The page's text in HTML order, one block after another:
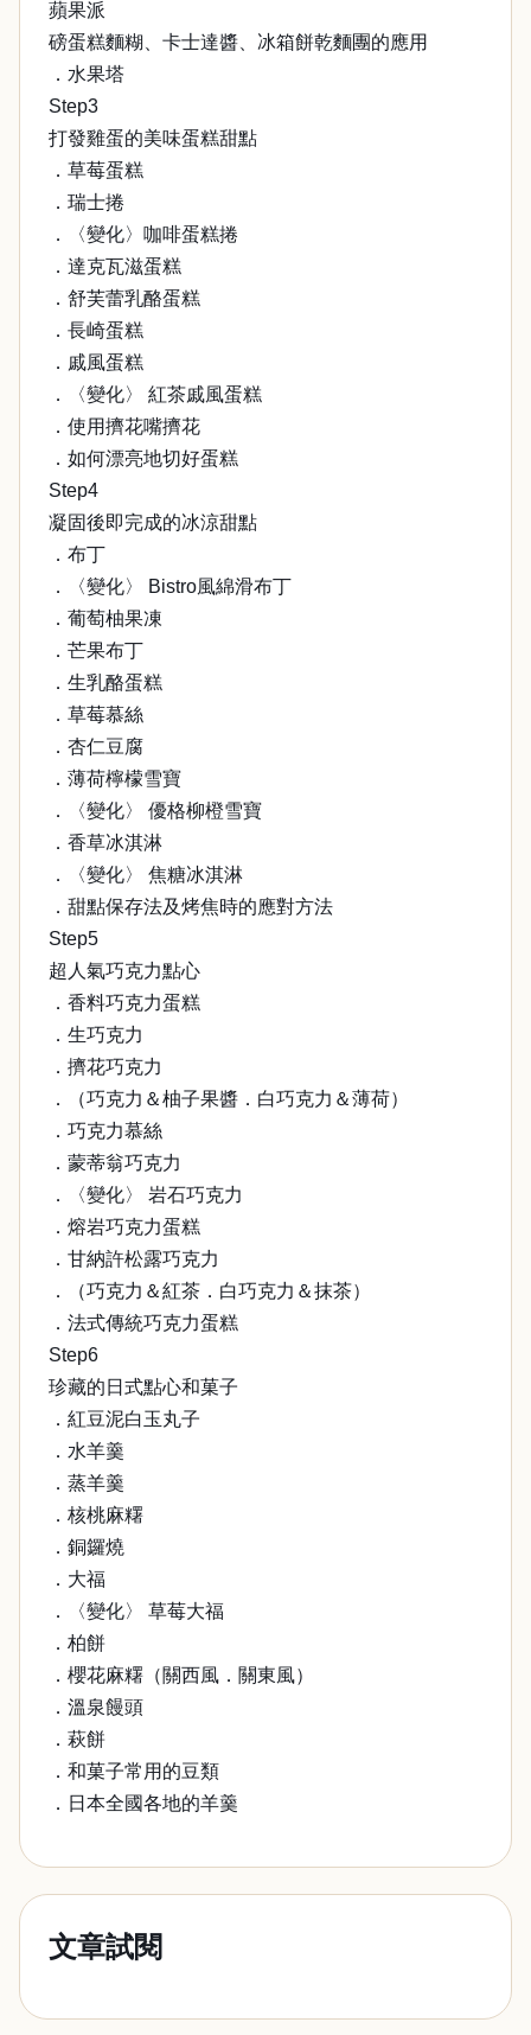
蘋果派
磅蛋糕麵糊、卡士達醬、冰箱餅乾麵團的應用
．水果塔
Step3
打發雞蛋的美味蛋糕甜點
．草莓蛋糕
．瑞士捲
．〈變化〉咖啡蛋糕捲
．達克瓦滋蛋糕
．舒芙蕾乳酪蛋糕
．長崎蛋糕
．戚風蛋糕
．〈變化〉 紅茶戚風蛋糕
．使用擠花嘴擠花
．如何漂亮地切好蛋糕
Step4
凝固後即完成的冰涼甜點
．布丁
．〈變化〉 Bistro風綿滑布丁
．葡萄柚果凍
．芒果布丁
．生乳酪蛋糕
．草莓慕絲
．杏仁豆腐
．薄荷檸檬雪寶
．〈變化〉 優格柳橙雪寶
．香草冰淇淋
．〈變化〉 焦糖冰淇淋
．甜點保存法及烤焦時的應對方法
Step5
超人氣巧克力點心
．香料巧克力蛋糕
．生巧克力
．擠花巧克力
．（巧克力＆柚子果醬．白巧克力＆薄荷）
．巧克力慕絲
．蒙蒂翁巧克力
．〈變化〉 岩石巧克力
．熔岩巧克力蛋糕
．甘納許松露巧克力
．（巧克力＆紅茶．白巧克力＆抹茶）
．法式傳統巧克力蛋糕
Step6
珍藏的日式點心和菓子
．紅豆泥白玉丸子
．水羊羹
．蒸羊羹
．核桃麻糬
．銅鑼燒
．大福
．〈變化〉 草莓大福
．柏餅
．櫻花麻糬（關西風．關東風）
．溫泉饅頭
．萩餅
．和菓子常用的豆類
．日本全國各地的羊羹
文章試閱